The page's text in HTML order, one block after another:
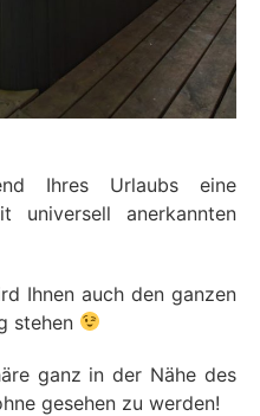
Ihres Urlaubs eine
universell anerkannten
Ihnen auch den ganzen
stehen
ganz in der Nähe des
gesehen zu werden!